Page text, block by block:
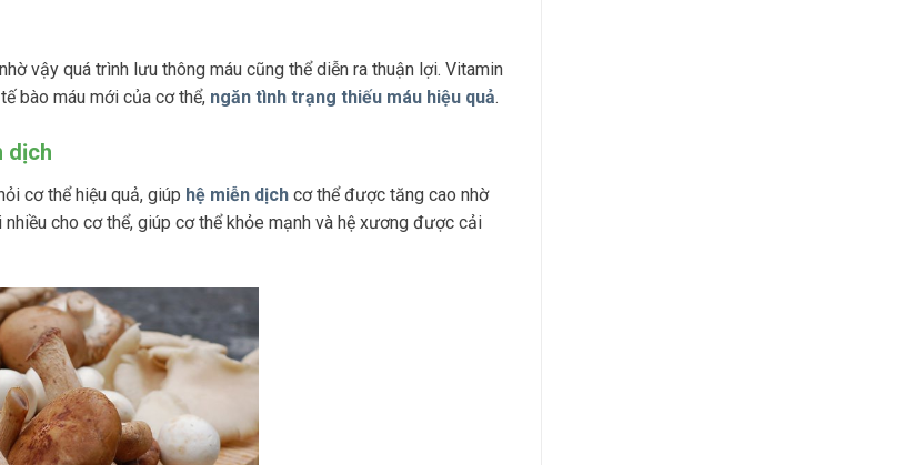
vậy quá trình lưu thông máu cũng thể diễn ra thuận lợi. Vitamin
bào máu mới của cơ thể, ngăn tình trạng thiếu máu hiệu quả.
dịch
cơ thể hiệu quả, giúp hệ miễn dịch cơ thể được tăng cao nhờ
cho cơ thể, giúp cơ thể khỏe mạnh và hệ xương được cải